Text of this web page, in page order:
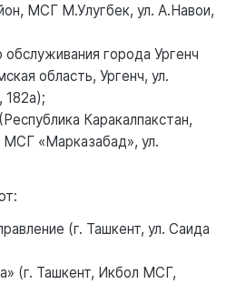
МСГ М.Улугбек, ул. А.Навои,
города Ургенч
область, Ургенч, ул.
182а);
Каракалпакстан,
МСГ «Марказабад», ул.
(г. Ташкент, ул. Саида
(г. Ташкент, Икбол МСГ,